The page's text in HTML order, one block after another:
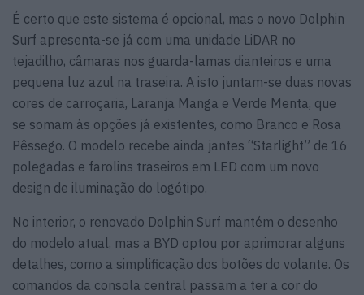
É certo que este sistema é opcional, mas o novo Dolphin
Surf apresenta-se já com uma unidade LiDAR no
tejadilho, câmaras nos guarda-lamas dianteiros e uma
pequena luz azul na traseira. A isto juntam-se duas novas
cores de carroçaria, Laranja Manga e Verde Menta, que
se somam às opções já existentes, como Branco e Rosa
Pêssego. O modelo recebe ainda jantes “Starlight” de 16
polegadas e farolins traseiros em LED com um novo
design de iluminação do logótipo.
No interior, o renovado Dolphin Surf mantém o desenho
do modelo atual, mas a BYD optou por aprimorar alguns
detalhes, como a simplificação dos botões do volante. Os
comandos da consola central passam a ter a cor do